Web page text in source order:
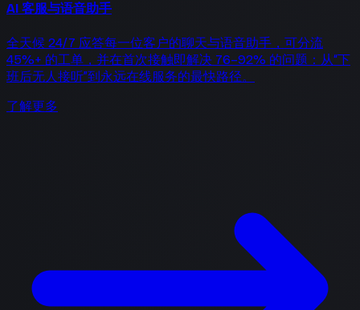
AI 客服与语音助手
全天候 24/7 应答每一位客户的聊天与语音助手，可分流
45%+ 的工单，并在首次接触即解决 76–92% 的问题：从“下
班后无人接听”到永远在线服务的最快路径。
了解更多